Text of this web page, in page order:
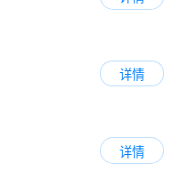
详情
详情